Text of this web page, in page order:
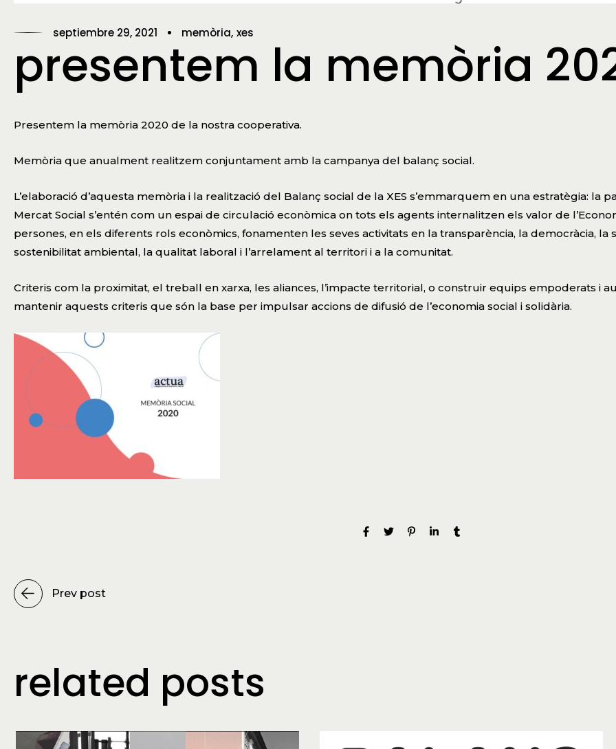
septiembre 29, 2021 memòria xes
presentem la memòria
Presentem la memòria 2020 de la nostra cooperativa.
Memòria que anualment realitzem conjuntament amb la campanya del balanç social.
L’elaboració d’aquesta memòria i la realització del Balanç social de la XES s’emmarquem en una estratègia: la
Mercat Social s’entén com un espai de circulació econòmica on tots els agents internalitzen els valor de
persones, en els diferents rols econòmics, fonamenten les seves activitats en la transparència, la democràcia,
sostenibilitat ambiental, la qualitat laboral i l’arrelament al territori i a la comunitat.
Criteris com la proximitat, el treball en xarxa, les aliances, l’impacte territorial, o construir equips empoderats i
mantenir aquests criteris que són la base per impulsar accions de difusió de l’economia social i solidària.
Prev post
related posts